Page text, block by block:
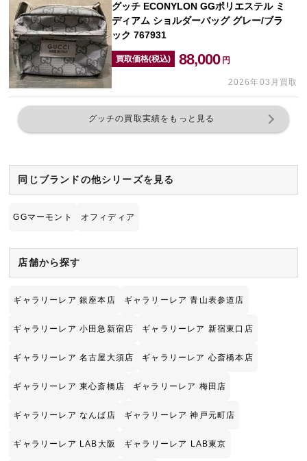
グッチ ECONYLON GGポリエステル ミ
ディアム ショルダーバッグ グレー/ブラ
ック 767931
買取価格(税込) 88,000 円
2026年03月買取
グッチの買取実績をもっと見る
同じブランドの他シリーズを見る
GGマーモント オフィディア
店舗から探す
ギャラリーレア 銀座本店 ギャラリーレア 青山表参道店
ギャラリーレア 小田急新宿店 ギャラリーレア 新宿東口店
ギャラリーレア 名古屋大須店 ギャラリーレア 心斎橋本店
ギャラリーレア 東心斎橋店 ギャラリーレア 梅田店
ギャラリーレア なんば店 ギャラリーレア 神戸元町店
ギャラリーレア LAB大阪 ギャラリーレア LAB東京